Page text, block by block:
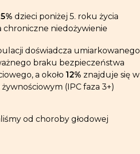
dzieci poniżej 5. roku życia
chroniczne niedożywienie
doświadcza umiarkowanego
braku bezpieczeństwa
a około 12% znajduje się w
żywnościowym (IPC faza 3+)
od choroby głodowej